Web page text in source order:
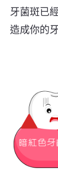
牙菌斑已
造成你的